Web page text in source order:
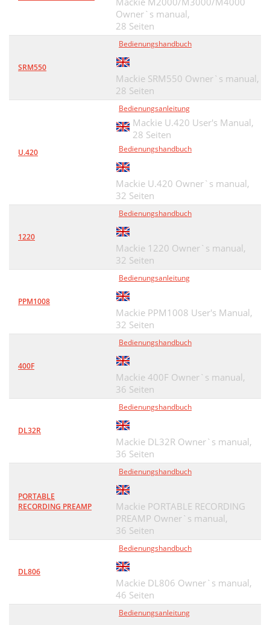
Owner`s manual,
28 Seiten
SRM550
Bedienungshandbuch
Mackie SRM550 Owner`s manual,
28 Seiten
U.420
Bedienungsanleitung
Mackie U.420 User's Manual,
28 Seiten
Bedienungshandbuch
Mackie U.420 Owner`s manual,
32 Seiten
1220
Bedienungshandbuch
Mackie 1220 Owner`s manual,
32 Seiten
PPM1008
Bedienungsanleitung
Mackie PPM1008 User's Manual,
32 Seiten
400F
Bedienungshandbuch
Mackie 400F Owner`s manual,
36 Seiten
DL32R
Bedienungshandbuch
Mackie DL32R Owner`s manual,
36 Seiten
PORTABLE
RECORDING PREAMP
Bedienungshandbuch
Mackie PORTABLE RECORDING
PREAMP Owner`s manual,
36 Seiten
DL806
Bedienungshandbuch
Mackie DL806 Owner`s manual,
46 Seiten
Bedienungsanleitung